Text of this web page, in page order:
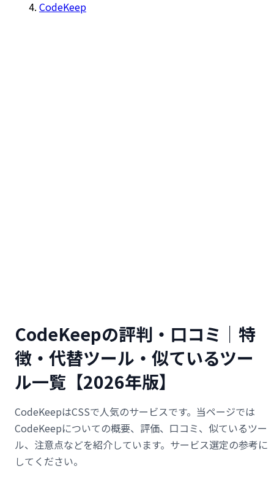
CodeKeep
CodeKeepの評判・口コミ｜特
徴・代替ツール・似ているツー
ル一覧【2026年版】
CodeKeepはCSSで人気のサービスです。当ページでは
CodeKeepについての概要、評価、口コミ、似ているツー
ル、注意点などを紹介しています。サービス選定の参考に
してください。